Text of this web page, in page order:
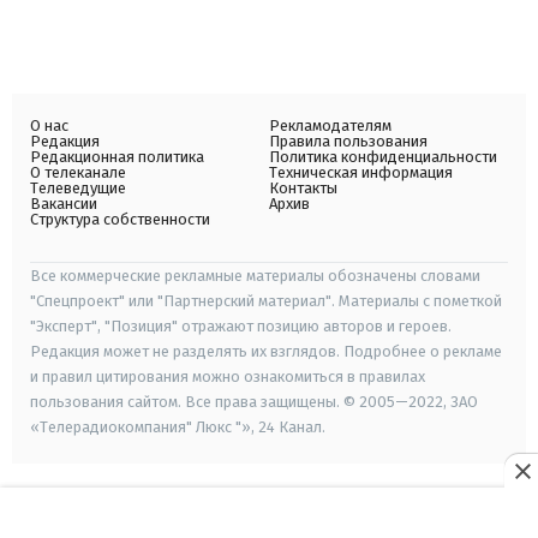
О нас
Редакция
Редакционная политика
О телеканале
Телеведущие
Вакансии
Структура собственности
Рекламодателям
Правила пользования
Политика конфиденциальности
Техническая информация
Контакты
Архив
Все коммерческие рекламные материалы обозначены словами
"Спецпроект" или "Партнерский материал". Материалы с пометкой
"Эксперт", "Позиция" отражают позицию авторов и героев.
Редакция может не разделять их взглядов. Подробнее о рекламе
и правил цитирования можно ознакомиться в правилах
пользования сайтом. Все права защищены. © 2005—2022, ЗАО
«Телерадиокомпания" Люкс "», 24 Канал.